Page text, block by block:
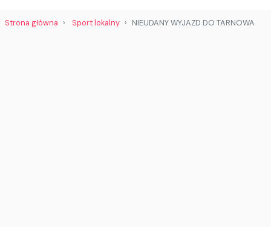
Strona główna Sport lokalny NIEUDANY WYJAZD DO TARNOWA